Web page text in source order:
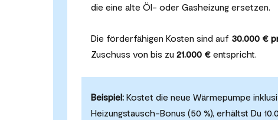
die eine alte Öl- oder Gasheizung ersetzen.
Die förderfähigen Kosten sind auf 30.000 €
Zuschuss von bis zu 21.000 € entspricht.
Beispiel: Kostet die neue Wärmepumpe
Heizungstausch-Bonus (50 %), erhältst Du